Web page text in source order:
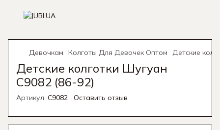
Девочкам Колготы Для Девочек Оптом Детские
Детские колготки Шугуан
C9082 (86-92)
Артикул: C9082 Оставить отзыв